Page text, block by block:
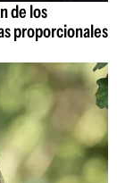
de los
proporcionales